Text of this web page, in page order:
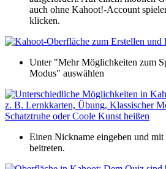
auch ohne Kahoot!-Account
klicken.
Unter "Mehr Möglichkeiten zum
Modus" auswählen
Einen Nickname eingeben und
beitreten.